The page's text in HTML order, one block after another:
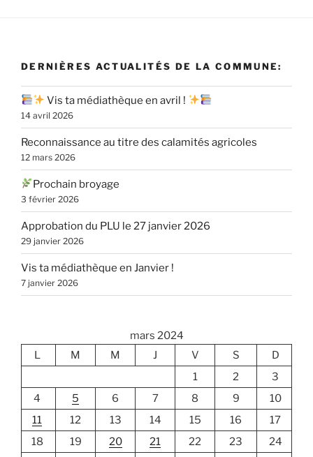
DERNIÈRES ACTUALITÉS DE LA COMMUNE:
Vis ta médiathèque en avril !
14 avril 2026
Reconnaissance au titre des calamités agricoles
12 mars 2026
Prochain broyage
3 février 2026
Approbation du PLU le 27 janvier 2026
29 janvier 2026
Vis ta médiathèque en Janvier !
7 janvier 2026
mars 2024
L
M M J V S
D
1
2
3
4
5 6 7 8 9
10
11
12 13 14 15 16
17
18
19 20 21 22 23
24